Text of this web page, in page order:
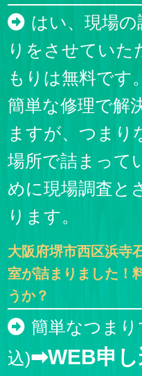
はい、現場の
りをさせていた
もりは無料です。
簡単な修理で解
ますが、つまり
場所で詰まって
めに現場調査と
ります。
大阪府堺市西区浜寺
室が詰まりました！
うか？
簡単なつま
込)➡WEB申し